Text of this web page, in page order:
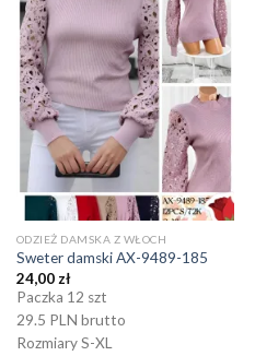
ODZIEŻ DAMSKA Z WŁOCH
Sweter damski AX-9489-185
24,00 zł
Paczka 12 szt
29.5 PLN brutto
Rozmiary S-XL